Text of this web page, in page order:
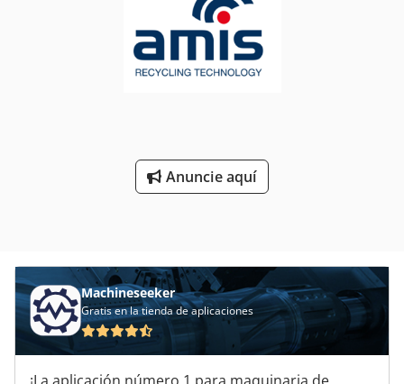
Anuncie aquí
Machineseeker
Gratis en la tienda de aplicaciones